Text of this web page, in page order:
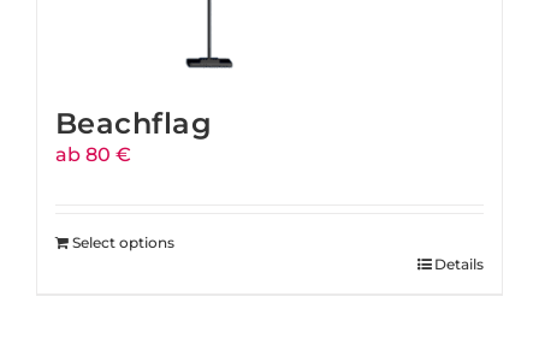
Beachflag
ab 80 €
Select options
Details